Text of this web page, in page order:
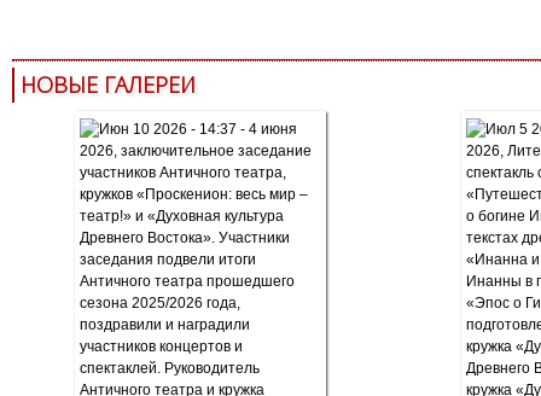
НОВЫЕ ГАЛЕРЕИ